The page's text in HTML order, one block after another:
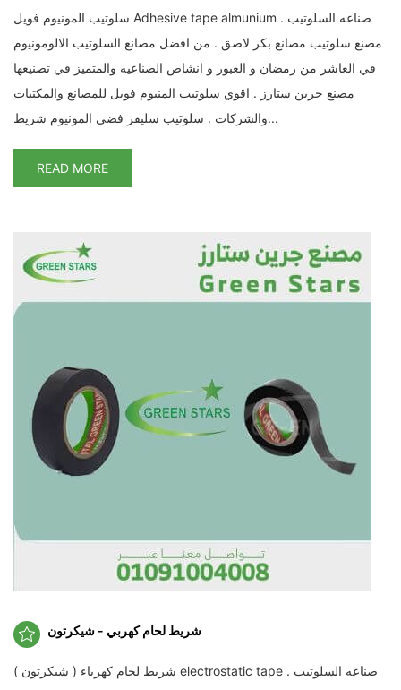
سلوتيب المونيوم فويل Adhesive tape almunium . صناعه السلوتيب
مصنع سلوتيب مصانع بكر لاصق . من افضل مصانع السلوتيب الالومونيوم
في العاشر من رمضان و العبور و انشاص الصناعيه والمتميز في تصنيعها
مصنع جرين ستارز . اقوي سلوتيب المنيوم فويل للمصانع والمكتبات
والشركات . سلوتيب سليفر فضي المونيوم شريط...
READ MORE
شريط لحام كهربي - شيكرتون
شريط لحام كهرباء ( شيكرتون ) electrostatic tape . صناعه السلوتيب